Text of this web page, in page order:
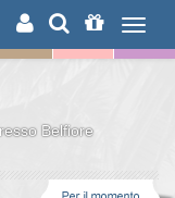
RICERCA
Belfiore